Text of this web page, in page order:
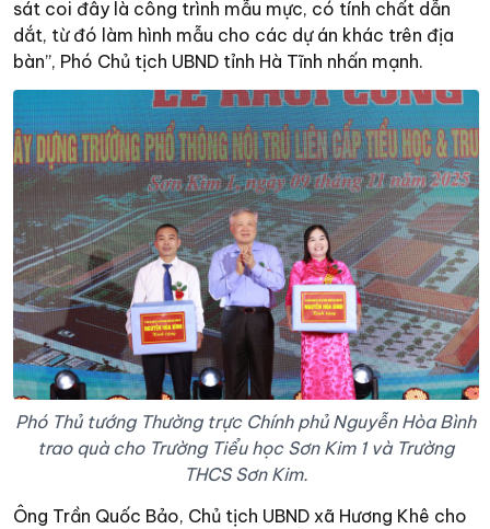
sát coi đây là công trình mẫu mực, có tính chất dẫn
dắt, từ đó làm hình mẫu cho các dự án khác trên địa
bàn”, Phó Chủ tịch UBND tỉnh Hà Tĩnh nhấn mạnh.
Phó Thủ tướng Thường trực Chính phủ Nguyễn Hòa Bình
trao quà cho Trường Tiểu học Sơn Kim 1 và Trường
THCS Sơn Kim.
Ông Trần Quốc Bảo, Chủ tịch UBND xã Hương Khê cho